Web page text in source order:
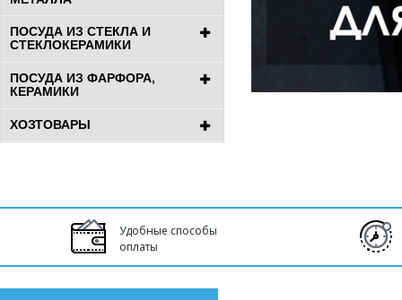
ПОСУДА ИЗ СТЕКЛА И
СТЕКЛОКЕРАМИКИ
ПОСУДА ИЗ ФАРФОРА,
КЕРАМИКИ
ХОЗТОВАРЫ
Удобные способы
оплаты